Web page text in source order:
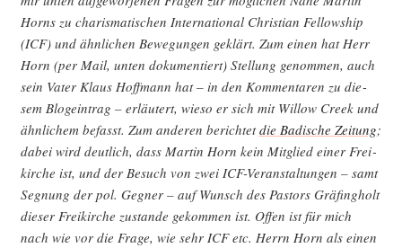
Horns zu cha­ris­ma­ti­schen Inter­na­tio­nal Chris­ti­an Fel­low­ship
(ICF) und ähn­li­chen Bewe­gun­gen geklärt. Zum einen hat Herr
Horn (per Mail, unten doku­men­tiert) Stel­lung genom­men, auch
sein Vater Klaus Hoff­mann hat – in den Kom­men­ta­ren zu die­
sem Blog­ein­trag – erläu­tert, wie­so er sich mit Wil­low Creek und
ähn­li­chem befasst. Zum ande­ren berich­tetdie Badi­sche Zei­tung;
dabei wird deut­lich, dass Mar­tin Horn kein Mit­glied einer Frei­
kir­che ist, und der Besuch von zwei ICF-Ver­an­stal­tun­gen – samt
Seg­nung der pol. Geg­ner – auf Wunsch des Pas­tors Grä­fing­holt
die­ser Frei­kir­che zustan­de gekom­men ist. Offen ist für mich
nach wie vor die Fra­ge, wie sehr ICF etc. Herrn Horn als einen